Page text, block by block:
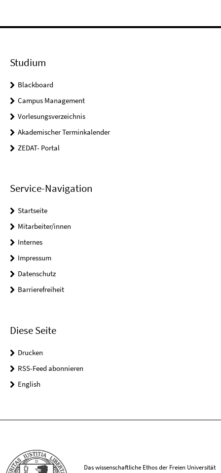
Studium
Blackboard
Campus Management
Vorlesungsverzeichnis
Akademischer Terminkalender
ZEDAT- Portal
Service-Navigation
Startseite
Mitarbeiter/innen
Internes
Impressum
Datenschutz
Barrierefreiheit
Diese Seite
Drucken
RSS-Feed abonnieren
English
Das wissenschaftliche Ethos der Freien Universität